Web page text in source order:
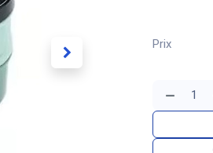
Prix